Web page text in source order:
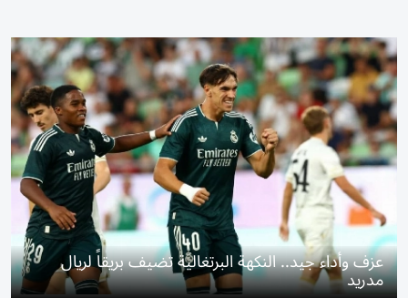
عزف وأداء جيد.. النكهة البرتغالية تضيف بريقاً لريال
مدريد